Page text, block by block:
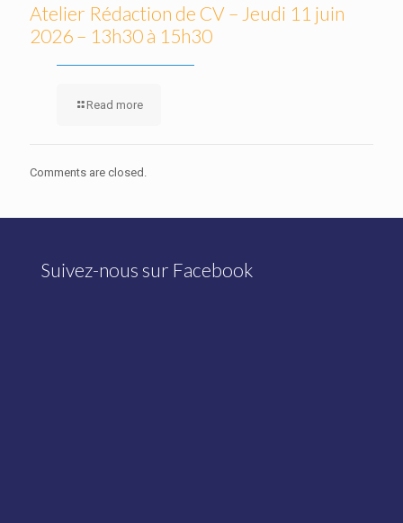
Atelier Rédaction de CV – Jeudi 11 juin
2026 – 13h30 à 15h30
Read more
Comments are closed.
Suivez-nous sur Facebook